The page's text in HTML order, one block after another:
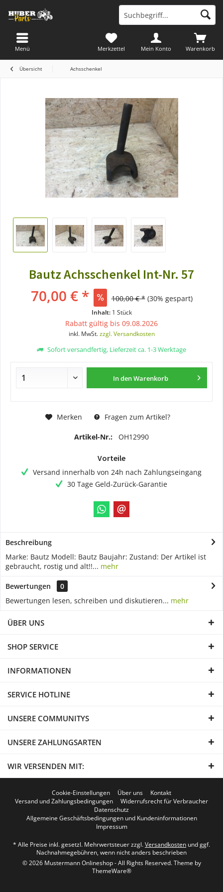
Warenkorb
Merkzettel Mein Konto
Menü
Übersicht Achsschenkel
Bautz Achsschenkel Int-Nr. 57
70,00 € * 100,00 € * (30% gespart)
Inhalt: 1 Stück
Rabatt gültig bis 09.08.2026
inkl. MwSt.zzgl. Versandkosten
Sofort versandfertig, Lieferzeit ca. 1-3 Werktage
In denWarenkorb
Merken Fragen zum Artikel?
Artikel-Nr.: OH12990
Vorteile
Versand innerhalb von 24h nach Zahlungseingang
30 Tage Geld-Zurück-Garantie
Beschreibung
Marke: Bautz Modell: Bautz Baujahr: Zustand: Der Artikel ist
gebraucht, rostig und alt!!... mehr
Bewertungen
0
Bewertungen lesen, schreiben und diskutieren... mehr
ÜBER UNS
SHOP SERVICE
INFORMATIONEN
SERVICE HOTLINE
UNSERE COMMUNITYS
UNSERE ZAHLUNGSARTEN
WIR VERSENDEN MIT:
Cookie-Einstellungen Über uns
Kontakt
Versand und Zahlungsbedingungen
Widerrufsrecht für Verbraucher
Datenschutz
Allgemeine Geschäftsbedingungen und Kundeninformationen
Impressum
* Alle Preise inkl. gesetzl. Mehrwertsteuer zzgl.Versandkosten und ggf.
Nachnahmegebühren, wenn nicht anders beschrieben
© 2026 Mustermann Onlineshop - All Rights Reserved. Theme by
ThemeWare®